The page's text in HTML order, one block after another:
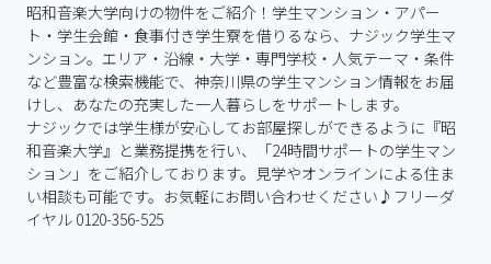
昭和音楽大学向けの物件をご紹介！学生マンション・アパー
ト・学生会館・食事付き学生寮を借りるなら、ナジック学生マ
ンション。エリア・沿線・大学・専門学校・人気テーマ・条件
など豊富な検索機能で、神奈川県の学生マンション情報をお届
けし、あなたの充実した一人暮らしをサポートします。
ナジックでは学生様が安心してお部屋探しができるように『昭
和音楽大学』と業務提携を行い、「24時間サポートの学生マン
ション」をご紹介しております。見学やオンラインによる住ま
い相談も可能です。お気軽にお問い合わせください♪フリーダ
イヤル 0120-356-525